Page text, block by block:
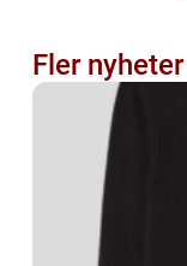
Fler nyheter